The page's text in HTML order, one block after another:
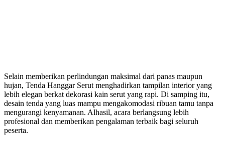
Selain memberikan perlindungan maksimal dari panas maupun
hujan, Tenda Hanggar Serut menghadirkan tampilan interior yang
lebih elegan berkat dekorasi kain serut yang rapi. Di samping itu,
desain tenda yang luas mampu mengakomodasi ribuan tamu tanpa
mengurangi kenyamanan. Alhasil, acara berlangsung lebih
profesional dan memberikan pengalaman terbaik bagi seluruh
peserta.